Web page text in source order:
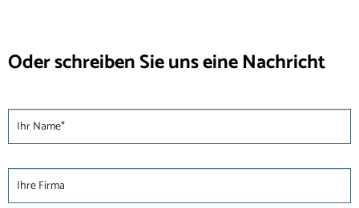
Oder schreiben Sie uns eine Nachricht